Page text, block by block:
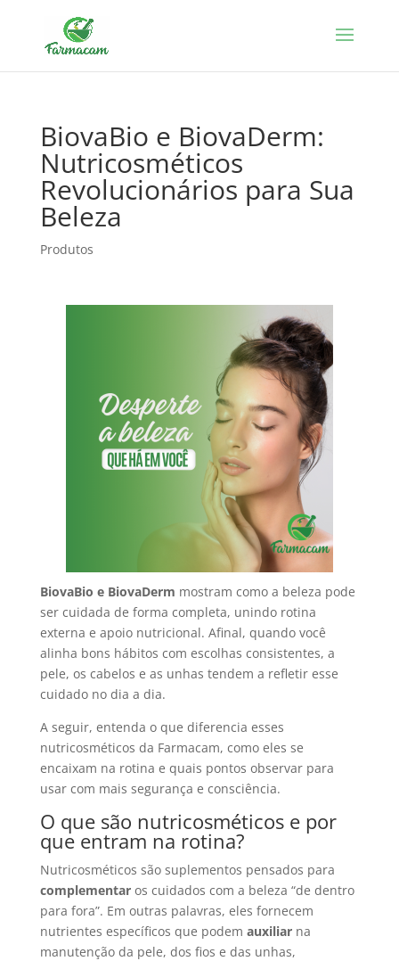
BiovaBio e BiovaDerm:
Nutricosméticos
Revolucionários para Sua
Beleza
Produtos
BiovaBio e BiovaDerm mostram como a beleza pode
ser cuidada de forma completa, unindo rotina
externa e apoio nutricional. Afinal, quando você
alinha bons hábitos com escolhas consistentes, a
pele, os cabelos e as unhas tendem a refletir esse
cuidado no dia a dia.
A seguir, entenda o que diferencia esses
nutricosméticos da Farmacam, como eles se
encaixam na rotina e quais pontos observar para
usar com mais segurança e consciência.
O que são nutricosméticos e por
que entram na rotina?
Nutricosméticos são suplementos pensados para
complementaros cuidados com a beleza “de dentro
para fora”. Em outras palavras, eles fornecem
nutrientes específicos que podem auxiliarna
manutenção da pele, dos fios e das unhas,